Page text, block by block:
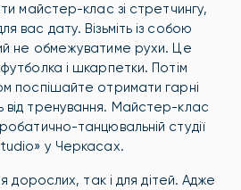
майстер-клас зі стретчингу,
вас дату. Візьміть із собою
не обмежуватиме рухи. Це
і шкарпетки. Потім
поспішайте отримати гарні
від тренування. Майстер-клас
танцювальній студії
у Черкасах.
дорослих, так і для дітей. Адже